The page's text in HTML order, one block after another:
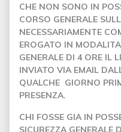
CHE NON SONO IN
CORSO GENERALE
NECESSARIAMENTE
EROGATO IN
GENERALE DI 4 ORE IL
INVIATO VIA EMAIL
QUALCHE GIORNO
PRESENZA.
CHI FOSSE GIA IN
SICUREZZA GENERALE